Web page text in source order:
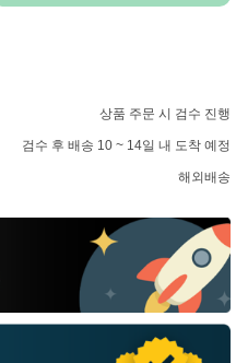
상품 주문 시 검수 진행
검수 후 배송 10 ~ 14일 내 도착 예정
해외배송